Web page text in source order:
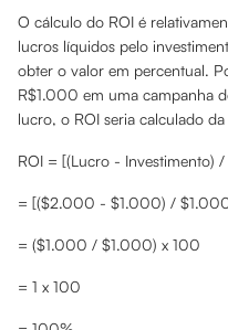
O cálculo do ROI é
lucros líquidos pelo
obter o valor em percentual.
R$1.000 em uma campanha
lucro, o ROI seria calculado
ROI = [(Lucro - Investimento)
= [($2.000 - $1.000) /
= ($1.000 / $1.000) x 100
= 1 x 100